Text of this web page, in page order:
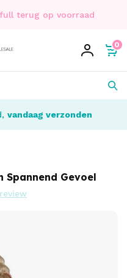
terug op voorraad
0
vandaag verzonden
Spannend Gevoel